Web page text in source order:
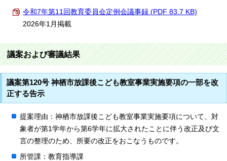
令和7年第11回教育委員会定例会議事録 (PDF 83.7 KB)
2026年1月掲載
議案および審議結果
議案第120号 神栖市放課後こども教室事業実施要項の一部を改
正する告示
提案理由：神栖市放課後こども教室事業実施要項について、対
象者が第1学年から第6学年に拡大されたことに伴う改正及び文
言の整理のため、所要の改正をおこなうものです。
所管課：教育指導課